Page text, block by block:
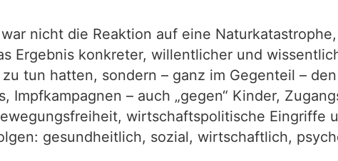
nicht die Reaktion auf eine
Ergebnis konkreter, willentlicher und
tun hatten, sondern – ganz im Gegenteil –
Impfkampagnen – auch „gegen“ Kinder,
wirtschaftspolitische Eingriffe
gesundheitlich, sozial, wirtschaftlich,